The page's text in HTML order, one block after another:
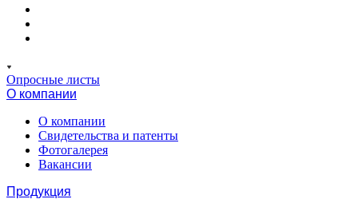
Опросные листы
О компании
О компании
Свидетельства и патенты
Фотогалерея
Вакансии
Продукция